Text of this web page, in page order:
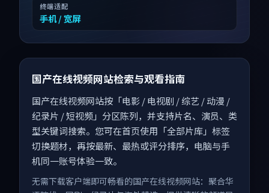
终端适配
手机 / 宽屏
国产在线视频网站检索与观看指南
国产在线视频网站按「电影 / 电视剧 / 综艺 / 动漫 /
纪录片 / 短视频」分区陈列，并支持片名、演员、类
型关键词搜索。您可在首页使用「全部片库」标签
切换题材，再按最新、最热或评分排序，电脑与手
机同一账号体验一致。
无需下载客户端即可畅看的国产在线视频网站：聚合华